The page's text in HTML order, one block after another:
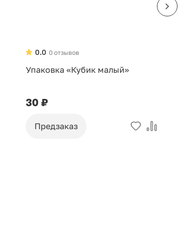
0 отзывов
0.0
Упаковка «Кубик малый»
30 ₽
Предзаказ